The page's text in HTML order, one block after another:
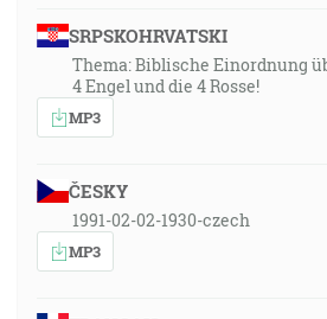
SRPSKOHRVATSKI
Thema: Biblische Einordnung
4 Engel und die 4 Rosse!
MP3
ČESKY
1991-02-02-1930-czech
MP3